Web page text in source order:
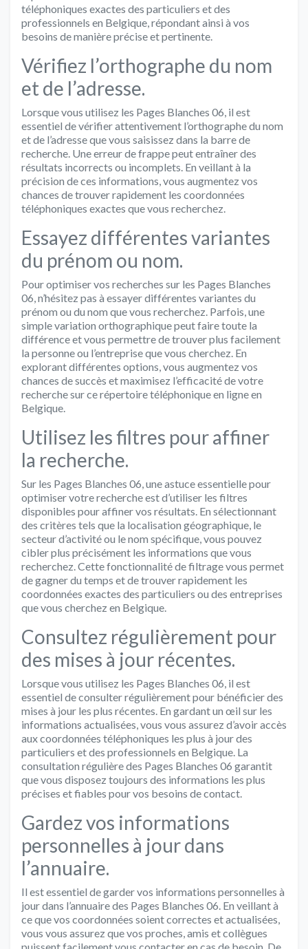
téléphoniques exactes des particuliers et des
professionnels en Belgique, répondant ainsi à vos
besoins de manière précise et pertinente.
Vérifiez l’orthographe du nom
et de l’adresse.
Lorsque vous utilisez les Pages Blanches 06, il est
essentiel de vérifier attentivement l’orthographe du nom
et de l’adresse que vous saisissez dans la barre de
recherche. Une erreur de frappe peut entraîner des
résultats incorrects ou incomplets. En veillant à la
précision de ces informations, vous augmentez vos
chances de trouver rapidement les coordonnées
téléphoniques exactes que vous recherchez.
Essayez différentes variantes
du prénom ou nom.
Pour optimiser vos recherches sur les Pages Blanches
06, n’hésitez pas à essayer différentes variantes du
prénom ou du nom que vous recherchez. Parfois, une
simple variation orthographique peut faire toute la
différence et vous permettre de trouver plus facilement
la personne ou l’entreprise que vous cherchez. En
explorant différentes options, vous augmentez vos
chances de succès et maximisez l’efficacité de votre
recherche sur ce répertoire téléphonique en ligne en
Belgique.
Utilisez les filtres pour affiner
la recherche.
Sur les Pages Blanches 06, une astuce essentielle pour
optimiser votre recherche est d’utiliser les filtres
disponibles pour affiner vos résultats. En sélectionnant
des critères tels que la localisation géographique, le
secteur d’activité ou le nom spécifique, vous pouvez
cibler plus précisément les informations que vous
recherchez. Cette fonctionnalité de filtrage vous permet
de gagner du temps et de trouver rapidement les
coordonnées exactes des particuliers ou des entreprises
que vous cherchez en Belgique.
Consultez régulièrement pour
des mises à jour récentes.
Lorsque vous utilisez les Pages Blanches 06, il est
essentiel de consulter régulièrement pour bénéficier des
mises à jour les plus récentes. En gardant un œil sur les
informations actualisées, vous vous assurez d’avoir accès
aux coordonnées téléphoniques les plus à jour des
particuliers et des professionnels en Belgique. La
consultation régulière des Pages Blanches 06 garantit
que vous disposez toujours des informations les plus
précises et fiables pour vos besoins de contact.
Gardez vos informations
personnelles à jour dans
l’annuaire.
Il est essentiel de garder vos informations personnelles à
jour dans l’annuaire des Pages Blanches 06. En veillant à
ce que vos coordonnées soient correctes et actualisées,
vous vous assurez que vos proches, amis et collègues